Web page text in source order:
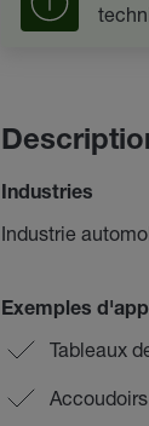
Industries
Industrie
Exemples
Tableaux
Accoudoirs